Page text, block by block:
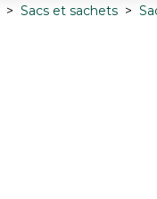
Sacs et sachets